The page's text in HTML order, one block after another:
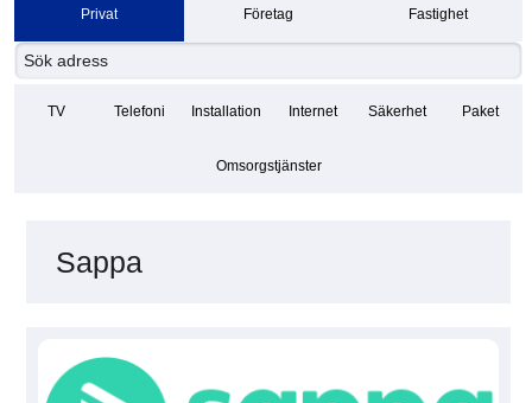
Privat Företag Fastighet
TV Telefoni Installation Internet Säkerhet Paket
Omsorgstjänster
Sappa